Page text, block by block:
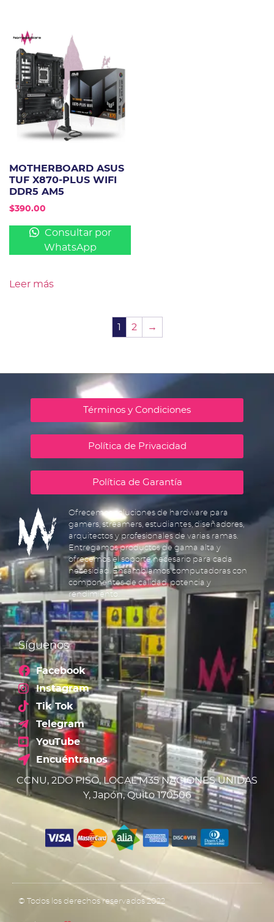
MOTHERBOARD ASUS
TUF X870-PLUS WIFI
DDR5 AM5
$390.00
Consultar por
WhatsApp
Leer más
1 2 →
Términos y Condiciones
Política de Privacidad
Política de Garantía
Ofrecemos soluciones de hardware para
gamers, streamers, estudiantes, diseñadores,
arquitectos y profesionales de varias ramas.
Entregamos productos de gama alta y
ofrecemos el soporte necesario para cada
necesidad. Ensamblamos computadoras con
componentes de calidad, potencia y
rendimiento.
Síguenos
Facebook
Instagram
Tik Tok
Telegram
YouTube
Encuéntranos
CCNU, 2DO PISO, LOCAL M35 NACIONES UNIDAS
Y, Japón, Quito 170506
© Todos los derechos reservados 2022